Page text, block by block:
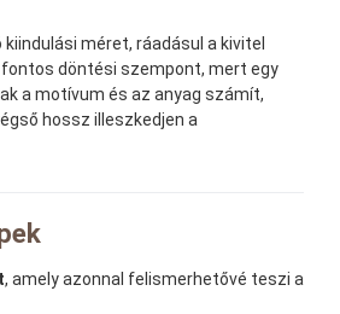
méret, ráadásul a kivitel
fontos döntési szempont, mert egy
a motívum és az anyag számít,
hossz illeszkedjen a
, amely azonnal felismerhetővé teszi a